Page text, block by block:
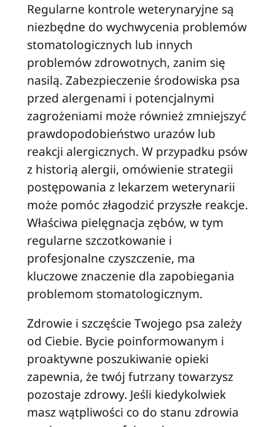
Regularne kontrole weterynaryjne są
niezbędne do wychwycenia problemów
stomatologicznych lub innych
problemów zdrowotnych, zanim się
nasilą. Zabezpieczenie środowiska psa
przed alergenami i potencjalnymi
zagrożeniami może również zmniejszyć
prawdopodobieństwo urazów lub
reakcji alergicznych. W przypadku psów
z historią alergii, omówienie strategii
postępowania z lekarzem weterynarii
może pomóc złagodzić przyszłe reakcje.
Właściwa pielęgnacja zębów, w tym
regularne szczotkowanie i
profesjonalne czyszczenie, ma
kluczowe znaczenie dla zapobiegania
problemom stomatologicznym.
Zdrowie i szczęście Twojego psa zależy
od Ciebie. Bycie poinformowanym i
proaktywne poszukiwanie opieki
zapewnia, że twój futrzany towarzysz
pozostaje zdrowy. Jeśli kiedykolwiek
masz wątpliwości co do stanu zdrowia